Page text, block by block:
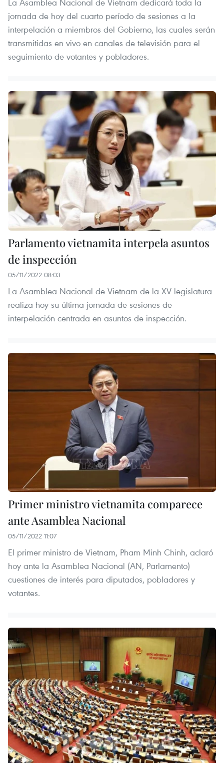
La Asamblea Nacional de Vietnam dedicará toda la
jornada de hoy del cuarto período de sesiones a la
interpelación a miembros del Gobierno, las cuales serán
transmitidas en vivo en canales de televisión para el
seguimiento de votantes y pobladores.
Parlamento vietnamita interpela asuntos
de inspección
05/11/2022 08:03
La Asamblea Nacional de Vietnam de la XV legislatura
realiza hoy su última jornada de sesiones de
interpelación centrada en asuntos de inspección.
Primer ministro vietnamita comparece
ante Asamblea Nacional
05/11/2022 11:07
El primer ministro de Vietnam, Pham Minh Chinh, aclaró
hoy ante la Asamblea Nacional (AN, Parlamento)
cuestiones de interés para diputados, pobladores y
votantes.